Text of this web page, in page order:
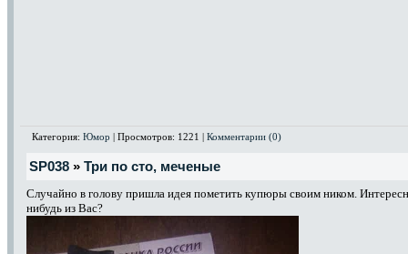
Категория: Юмор | Просмотров: 1221 | Комментарии (0)
SP038 » Три по сто, меченые
Случайно в голову пришла идея пометить купюры своим ником.
нибудь из Вас?